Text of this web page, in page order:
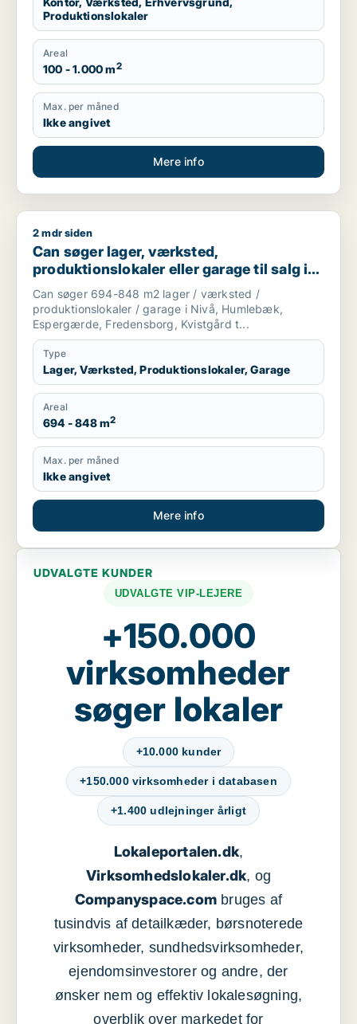
Produktionslokaler
Areal
100 - 1.000 m2
Max. per måned
Ikke angivet
Mere info
Can søger lager, værksted, produktionslokaler eller
2 mdr siden
Can søger lager, værksted,
produktionslokaler eller garage til salg i
Nivå, Humlebæk eller Espergærde m.fl.
Can søger 694-848 m2 lager / værksted /
produktionslokaler / garage i Nivå, Humlebæk,
Espergærde, Fredensborg, Kvistgård t...
Type
Lager, Værksted, Produktionslokaler, Garage
Areal
694 - 848 m2
Max. per måned
Ikke angivet
Mere info
UDVALGTE KUNDER
UDVALGTE VIP-LEJERE
+150.000
virksomheder
søger lokaler
+10.000 kunder
+150.000 virksomheder i databasen
+1.400 udlejninger årligt
Lokaleportalen.dk,
Virksomhedslokaler.dk, og
Companyspace.com bruges af
tusindvis af detailkæder, børsnoterede
virksomheder, sundhedsvirksomheder,
ejendomsinvestorer og andre, der
ønsker nem og effektiv lokalesøgning,
overblik over markedet for